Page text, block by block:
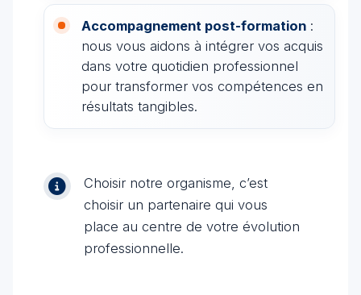
Accompagnement post-formation :
nous vous aidons à intégrer vos acquis
dans votre quotidien professionnel
pour transformer vos compétences en
résultats tangibles.
Choisir notre organisme, c’est
choisir un partenaire qui vous
place au centre de votre évolution
professionnelle.